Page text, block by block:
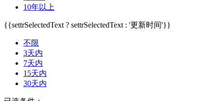
10年以上
{{settrSelectedText ? settrSelectedText : '更新时间'}}
不限
3天内
7天内
15天内
30天内